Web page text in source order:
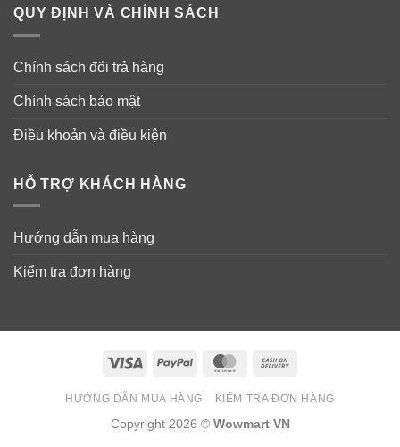
QUY ĐỊNH VÀ CHÍNH SÁCH
Chính sách đổi trả hàng
Chính sách bảo mật
Điều khoản và điều kiện
HỖ TRỢ KHÁCH HÀNG
Hướng dẫn mua hàng
Kiểm tra đơn hàng
Visa PayPal MasterCard
Delivery
HƯỚNG DẪN MUA HÀNG KIỂM TRA ĐƠN HÀNG
Copyright 2026 © Wowmart VN